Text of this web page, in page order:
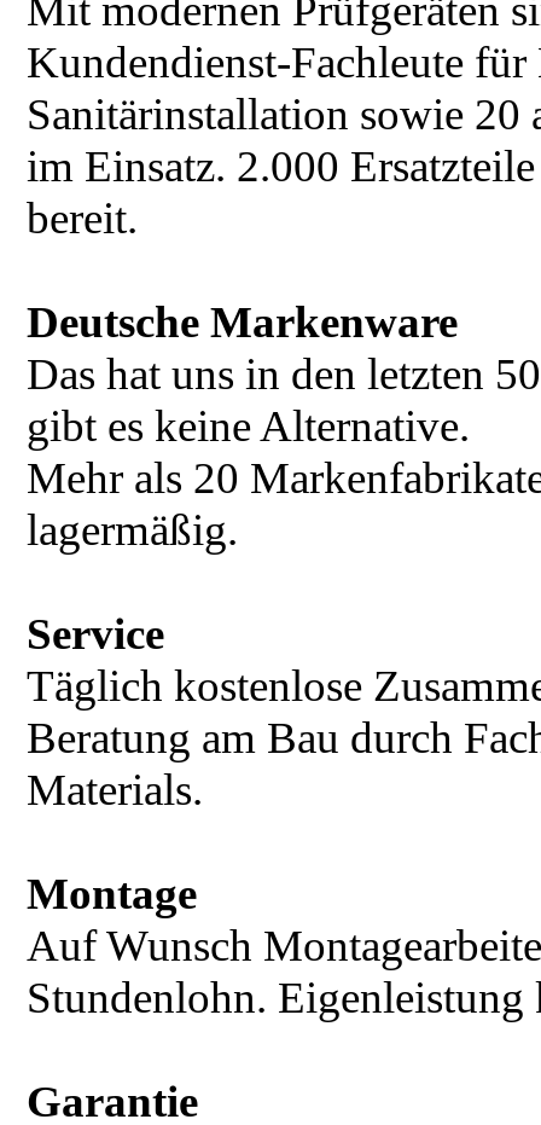
Mit modernen Prüfgeräten
Kundendienst-Fachleute
Sanitärinstallation sowie 20
im Einsatz. 2.000
bereit.
Deutsche Markenware
Das hat uns in den letzten
gibt es keine Alternative.
Mehr als 20
lagermäßig.
Service
Täglich kostenlose
Beratung am Bau durch
Materials.
Montage
Auf Wunsch
Stundenlohn. Eigenleistung
Garantie